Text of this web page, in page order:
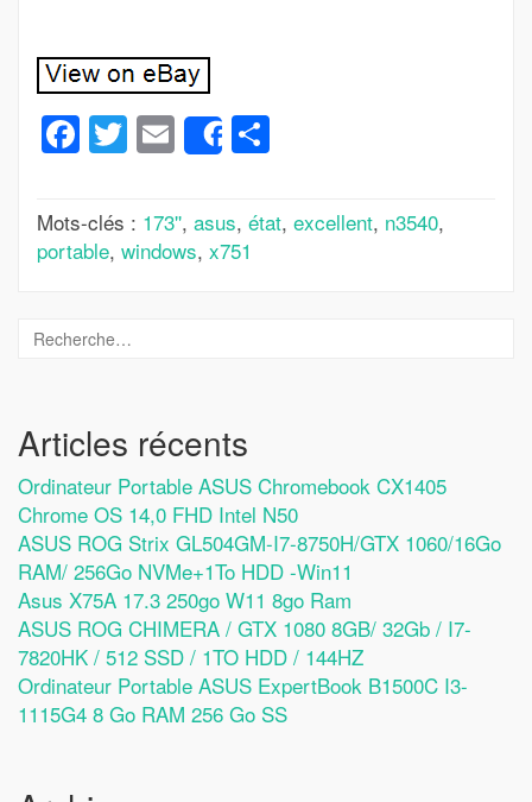
Facebook
Twitter
Email
Share
Mots-clés : 173'', asus, état, excellent, n3540,
portable, windows, x751
Articles récents
Ordinateur Portable ASUS Chromebook CX1405
Chrome OS 14,0 FHD Intel N50
ASUS ROG Strix GL504GM-I7-8750H/GTX 1060/16Go
RAM/ 256Go NVMe+1To HDD -Win11
Asus X75A 17.3 250go W11 8go Ram
ASUS ROG CHIMERA / GTX 1080 8GB/ 32Gb / I7-
7820HK / 512 SSD / 1TO HDD / 144HZ
Ordinateur Portable ASUS ExpertBook B1500C I3-
1115G4 8 Go RAM 256 Go SS